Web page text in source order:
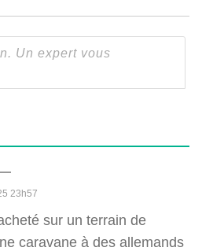
23h57
sur un terrain de
caravane à des allemands